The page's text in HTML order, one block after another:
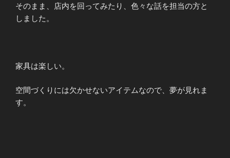
そのまま、店内を回ってみたり、色々な話を担当の方と
しました。
家具は楽しい。
空間づくりには欠かせないアイテムなので、夢が見れま
す。